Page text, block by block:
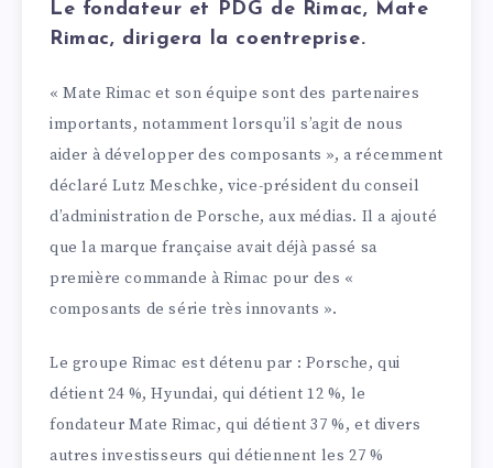
Le fondateur et PDG de Rimac, Mate
Rimac, dirigera la coentreprise.
« Mate Rimac et son équipe sont des partenaires
importants, notamment lorsqu’il s’agit de nous
aider à développer des composants », a récemment
déclaré Lutz Meschke, vice-président du conseil
d’administration de Porsche, aux médias. Il a ajouté
que la marque française avait déjà passé sa
première commande à Rimac pour des «
composants de série très innovants ».
Le groupe Rimac est détenu par : Porsche, qui
détient 24 %, Hyundai, qui détient 12 %, le
fondateur Mate Rimac, qui détient 37 %, et divers
autres investisseurs qui détiennent les 27 %